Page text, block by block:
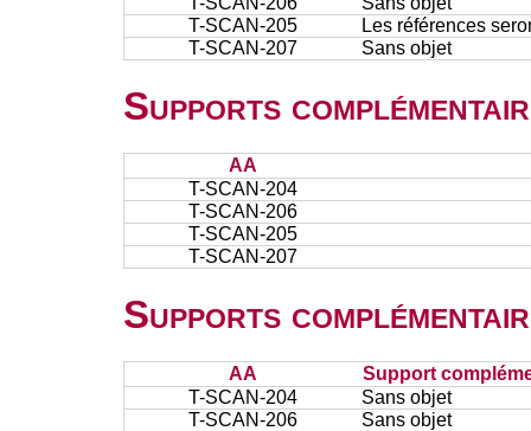
T-SCAN-205
Les références
T-SCAN-207
Sans objet
Supports
AA
T-SCAN-204
T-SCAN-206
T-SCAN-205
T-SCAN-207
Supports
AA
Support
T-SCAN-204
Sans objet
T-SCAN-206
Sans objet